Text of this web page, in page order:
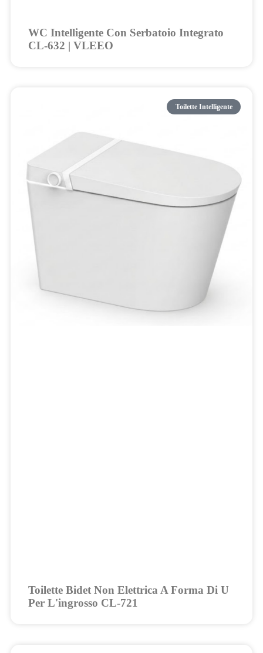
WC Intelligente Con Serbatoio Integrato
CL-632 | VLEEO
Toilette Intelligente
Toilette Bidet Non Elettrica A Forma Di U
Per L'ingrosso CL-721